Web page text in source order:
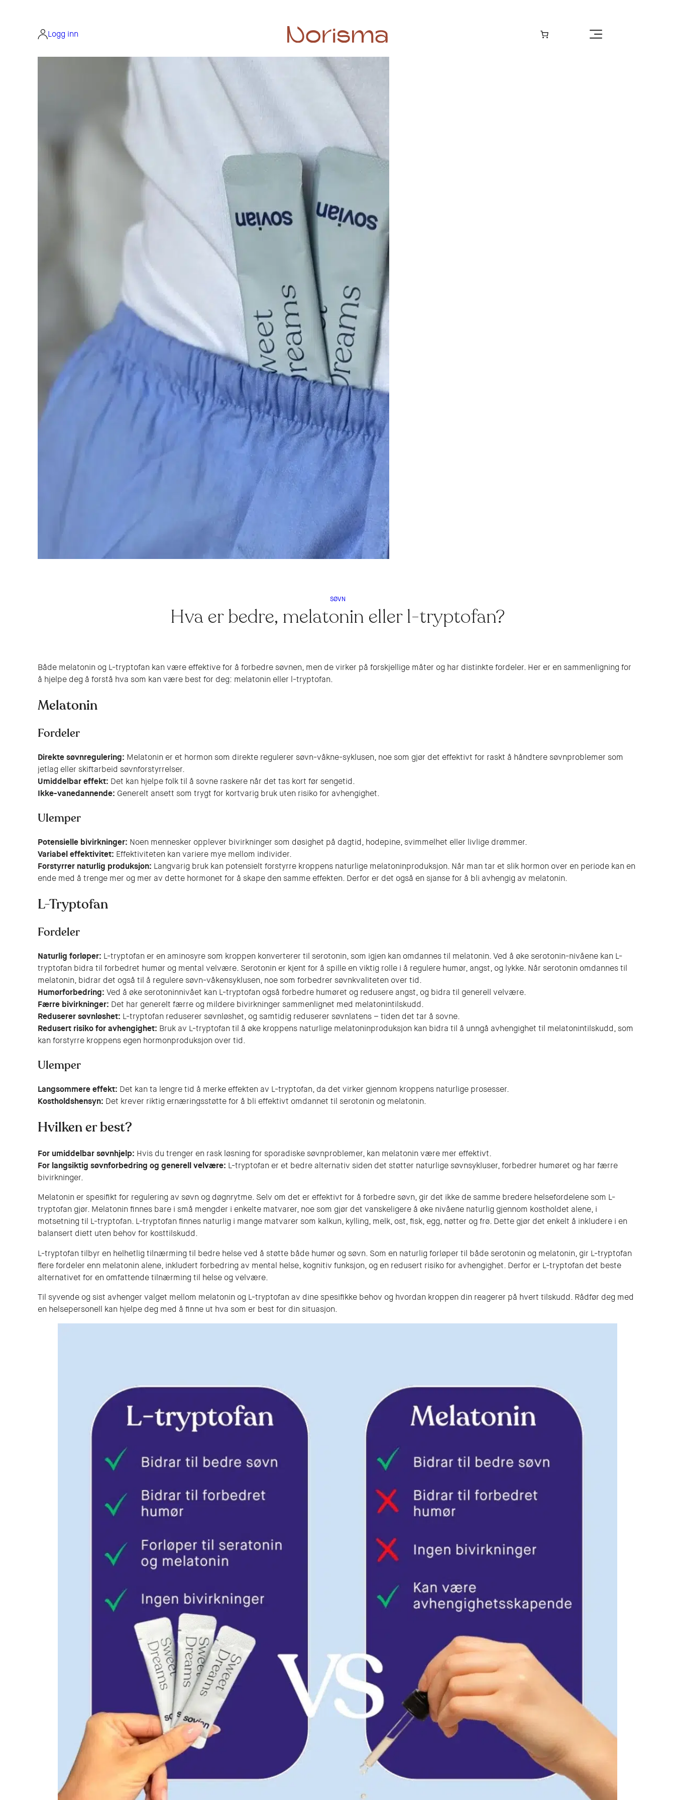
Logg inn
SØVN
Hva er bedre, melatonin eller l-tryptofan?
Både melatonin og L-tryptofan kan være effektive for å forbedre søvnen, men de virker på forskjellige måter og har distinkte fordeler. Her er en sammenligning for
å hjelpe deg å forstå hva som kan være best for deg: melatonin eller l-tryptofan.
Melatonin
Fordeler
Direkte søvnregulering: Melatonin er et hormon som direkte regulerer søvn-våkne-syklusen, noe som gjør det effektivt for raskt å håndtere søvnproblemer som
jetlag eller skiftarbeid søvnforstyrrelser.
Umiddelbar effekt: Det kan hjelpe folk til å sovne raskere når det tas kort før sengetid.
Ikke-vanedannende: Generelt ansett som trygt for kortvarig bruk uten risiko for avhengighet.
Ulemper
Potensielle bivirkninger: Noen mennesker opplever bivirkninger som døsighet på dagtid, hodepine, svimmelhet eller livlige drømmer.
Variabel effektivitet: Effektiviteten kan variere mye mellom individer.
Forstyrrer naturlig produksjon: Langvarig bruk kan potensielt forstyrre kroppens naturlige melatoninproduksjon. Når man tar et slik hormon over en periode kan en
ende med å trenge mer og mer av dette hormonet for å skape den samme effekten. Derfor er det også en sjanse for å bli avhengig av melatonin.
L-Tryptofan
Fordeler
Naturlig forløper: L-tryptofan er en aminosyre som kroppen konverterer til serotonin, som igjen kan omdannes til melatonin. Ved å øke serotonin-nivåene kan L-
tryptofan bidra til forbedret humør og mental velvære. Serotonin er kjent for å spille en viktig rolle i å regulere humør, angst, og lykke. Når serotonin omdannes til
melatonin, bidrar det også til å regulere søvn-våkensyklusen, noe som forbedrer søvnkvaliteten over tid.
Humørforbedring: Ved å øke serotoninnivået kan L-tryptofan også forbedre humøret og redusere angst, og bidra til generell velvære.
Færre bivirkninger: Det har generelt færre og mildere bivirkninger sammenlignet med melatonintilskudd.
Reduserer søvnløshet: L-tryptofan reduserer søvnløshet, og samtidig reduserer søvnlatens – tiden det tar å sovne.
Redusert risiko for avhengighet: Bruk av L-tryptofan til å øke kroppens naturlige melatoninproduksjon kan bidra til å unngå avhengighet til melatonintilskudd, som
kan forstyrre kroppens egen hormonproduksjon over tid.
Ulemper
Langsommere effekt: Det kan ta lengre tid å merke effekten av L-tryptofan, da det virker gjennom kroppens naturlige prosesser.
Kostholdshensyn: Det krever riktig ernæringsstøtte for å bli effektivt omdannet til serotonin og melatonin.
Hvilken er best?
For umiddelbar søvnhjelp: Hvis du trenger en rask løsning for sporadiske søvnproblemer, kan melatonin være mer effektivt.
For langsiktig søvnforbedring og generell velvære: L-tryptofan er et bedre alternativ siden det støtter naturlige søvnsykluser, forbedrer humøret og har færre
bivirkninger.
Melatonin er spesifikt for regulering av søvn og døgnrytme. Selv om det er effektivt for å forbedre søvn, gir det ikke de samme bredere helsefordelene som L-
tryptofan gjør. Melatonin finnes bare i små mengder i enkelte matvarer, noe som gjør det vanskeligere å øke nivåene naturlig gjennom kostholdet alene, i
motsetning til L-tryptofan. L-tryptofan finnes naturlig i mange matvarer som kalkun, kylling, melk, ost, fisk, egg, nøtter og frø. Dette gjør det enkelt å inkludere i en
balansert diett uten behov for kosttilskudd.
L-tryptofan tilbyr en helhetlig tilnærming til bedre helse ved å støtte både humør og søvn. Som en naturlig forløper til både serotonin og melatonin, gir L-tryptofan
flere fordeler enn melatonin alene, inkludert forbedring av mental helse, kognitiv funksjon, og en redusert risiko for avhengighet. Derfor er L-tryptofan det beste
alternativet for en omfattende tilnærming til helse og velvære.
Til syvende og sist avhenger valget mellom melatonin og L-tryptofan av dine spesifikke behov og hvordan kroppen din reagerer på hvert tilskudd. Rådfør deg med
en helsepersonell kan hjelpe deg med å finne ut hva som er best for din situasjon.